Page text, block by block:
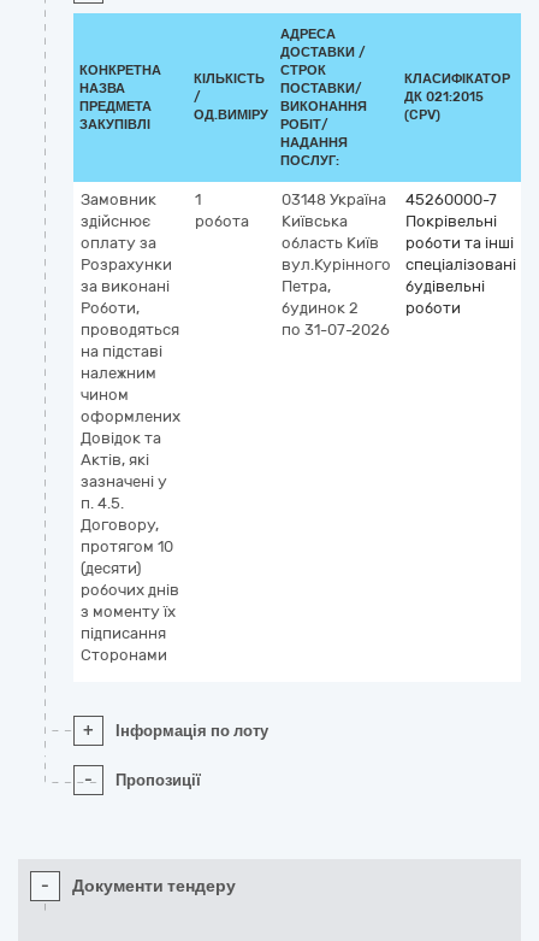
КОНКРЕТНА
НАЗВА
ПРЕДМЕТА
ЗАКУПІВЛІ
КІЛЬКІСТЬ
/
ОД.ВИМІРУ
АДРЕСА
ДОСТАВКИ /
СТРОК
ПОСТАВКИ/
ВИКОНАННЯ
РОБІТ/
НАДАННЯ
ПОСЛУГ:
КЛАСИФІКАТОР
ДК 021:2015
(CPV)
Замовник
здійснює
оплату за
Розрахунки
за виконані
Роботи,
проводяться
на підставі
належним
чином
оформлених
Довідок та
Актів, які
зазначені у
п. 4.5.
Договору,
протягом 10
(десяти)
робочих днів
з моменту їх
підписання
Сторонами
1
робота
03148 Україна
Київська
область Київ
вул.Курінного
Петра,
будинок 2
по 31-07-2026
45260000-7
Покрівельні
роботи та інші
спеціалізовані
будівельні
роботи
+ Інформація по лоту
- Пропозиції
- Документи тендеру